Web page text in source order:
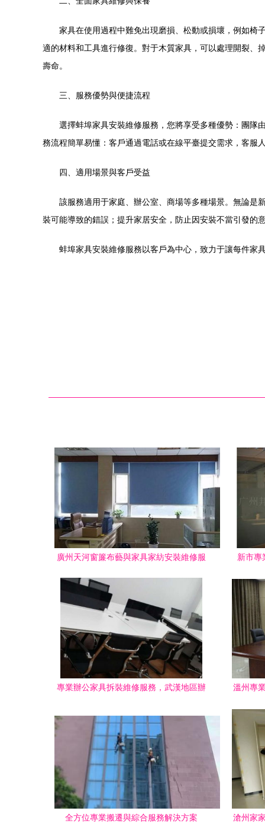
家具在使用過程中難免出現磨損、松動或損壞，例如椅
適的材料和工具進行修復。對于木質家具，可以處理開裂、
壽命。
三、服務優勢與便捷流程
選擇蚌埠家具安裝維修服務，您將享受多種優勢：團隊
務流程簡單易懂：客戶通過電話或在線平臺提交需求，客服
四、適用場景與客戶受益
該服務適用于家庭、辦公室、商場等多種場景。無論是
裝可能導致的錯誤；提升家居安全，防止因安裝不當引發的
蚌埠家具安裝維修服務以客戶為中心，致力于讓每件家
廣州天河窗簾布藝與家具家紡安裝維修服
新市專
專業辦公家具拆裝維修服務，武漢地區辦
溫州專
全方位專業搬遷與綜合服務解決方案
滄州家